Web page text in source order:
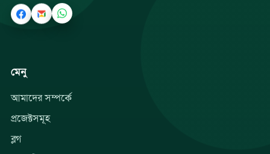
মেনু
আমাদের সম্পর্কে
প্রজেক্টসমূহ
ব্লগ